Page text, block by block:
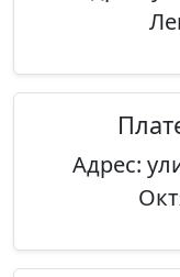
Адрес: